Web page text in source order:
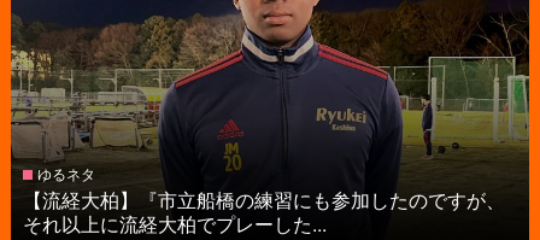
ゆるネタ
【流経大柏】『市立船橋の練習にも参加したのですが、
それ以上に流経大柏でプレーした...